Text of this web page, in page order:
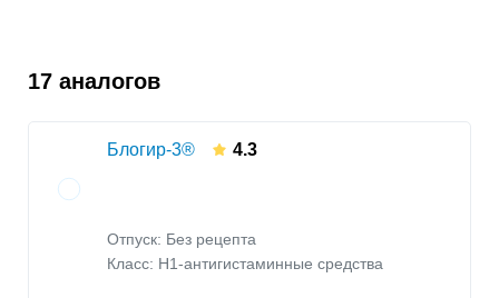
17 аналогов
Блогир-3® 4.3
Отпуск: Без рецепта
Класс: H1-антигистаминные средства